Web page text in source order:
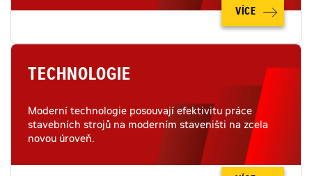
VÍCE
TECHNOLOGIE
Moderní technologie posouvají efektivitu práce
stavebních strojů na moderním staveništi na zcela
novou úroveň.